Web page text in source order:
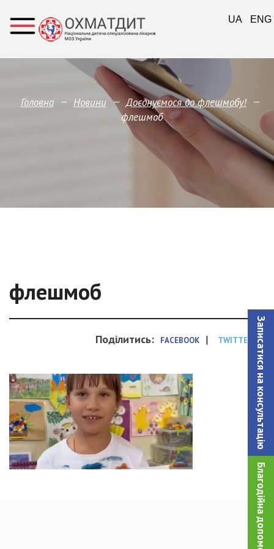
Записатися на консультацiю
Благодійна допомога!
Головна — Новини — Доєднуємося до флешмобу! —
флешмоб
флешмоб
Поділитись: FACEBOOK | TWITTER
UA ENG